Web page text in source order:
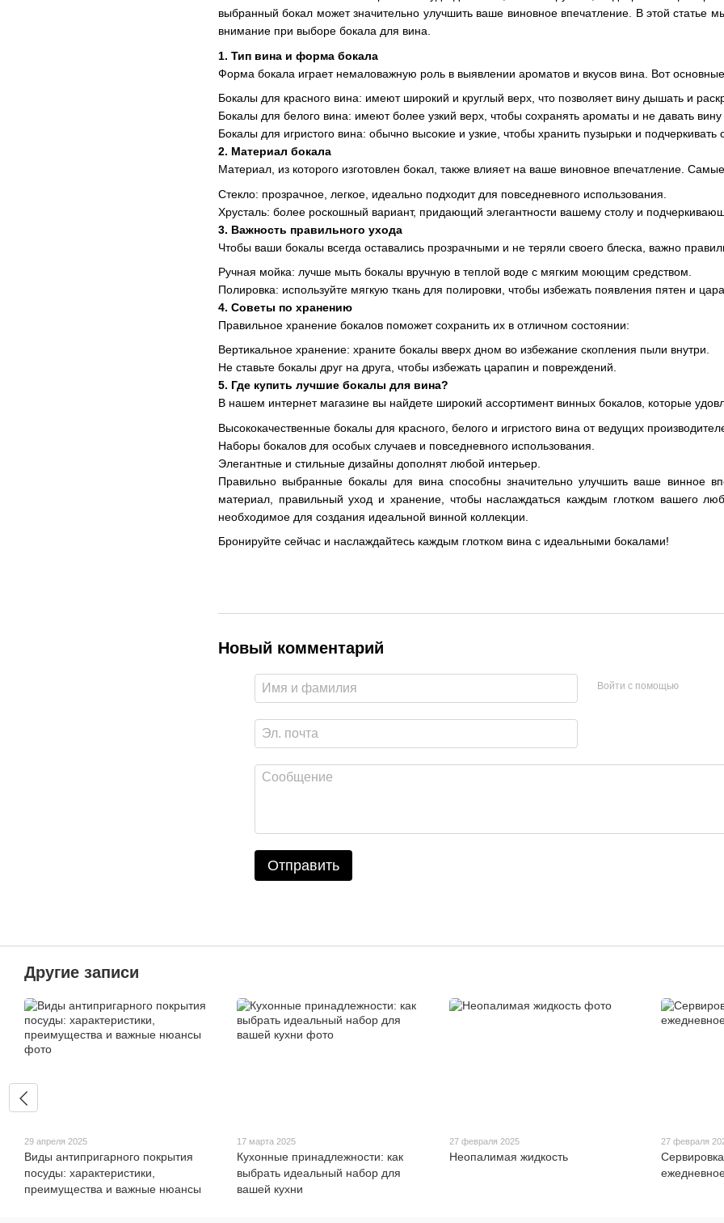
выбранный бокал может значительно улучшить ваше виновное впечатление. В этой статье
внимание при выборе бокала для вина.
1. Тип вина и форма бокала
Форма бокала играет немаловажную роль в выявлении ароматов и вкусов вина. Вот
Бокалы для красного вина: имеют широкий и круглый верх, что позволяет вину дышать и
Бокалы для белого вина: имеют более узкий верх, чтобы сохранять ароматы и не давать вину
Бокалы для игристого вина: обычно высокие и узкие, чтобы хранить пузырьки и подчеркивать
2. Материал бокала
Материал, из которого изготовлен бокал, также влияет на ваше виновное впечатление.
Стекло: прозрачное, легкое, идеально подходит для повседневного использования.
Хрусталь: более роскошный вариант, придающий элегантности вашему столу и
3. Важность правильного ухода
Чтобы ваши бокалы всегда оставались прозрачными и не теряли своего блеска, важно
Ручная мойка: лучше мыть бокалы вручную в теплой воде с мягким моющим средством.
Полировка: используйте мягкую ткань для полировки, чтобы избежать появления пятен и
4. Советы по хранению
Правильное хранение бокалов поможет сохранить их в отличном состоянии:
Вертикальное хранение: храните бокалы вверх дном во избежание скопления пыли внутри.
Не ставьте бокалы друг на друга, чтобы избежать царапин и повреждений.
5. Где купить лучшие бокалы для вина?
В нашем интернет магазине вы найдете широкий ассортимент винных бокалов, которые
Высококачественные бокалы для красного, белого и игристого вина от ведущих
Наборы бокалов для особых случаев и повседневного использования.
Элегантные и стильные дизайны дополнят любой интерьер.
Правильно выбранные бокалы для вина способны значительно улучшить ваше винное
материал, правильный уход и хранение, чтобы наслаждаться каждым глотком вашего
необходимое для создания идеальной винной коллекции.
Бронируйте сейчас и наслаждайтесь каждым глотком вина с идеальными бокалами!
Новый комментарий
Войти с помощью
Отправить
Другие записи
29 апреля 2025
Виды антипригарного покрытия
посуды: характеристики,
преимущества и важные нюансы
17 марта 2025
Кухонные принадлежности: как
выбрать идеальный набор для
вашей кухни
27 февраля 2025
Неопалимая жидкость
27 февраля